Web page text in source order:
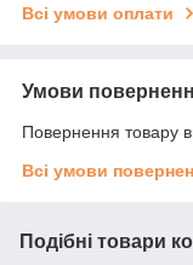
Всі умови оплати
Умови
Повернення товару
Всі умови
Подібні товари